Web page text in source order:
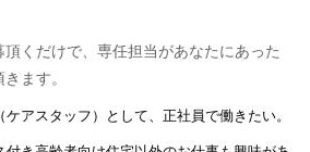
くだけで、専任担当があなたにあった
ます。
ケアスタッフ） として、 正社員で働きたい。